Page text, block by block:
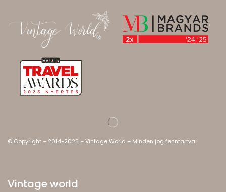
© Copyright – 2014-2025 – Vintage World – Minden jog fenntartva!
Vintage world